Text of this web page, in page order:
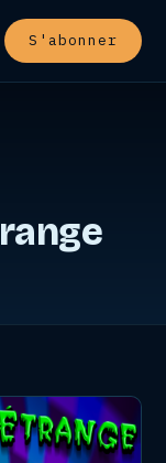
S'abonner